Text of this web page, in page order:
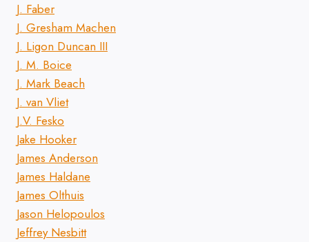
J. Faber
J. Gresham Machen
J. Ligon Duncan III
J. M. Boice
J. Mark Beach
J. van Vliet
J.V. Fesko
Jake Hooker
James Anderson
James Haldane
James Olthuis
Jason Helopoulos
Jeffrey Nesbitt